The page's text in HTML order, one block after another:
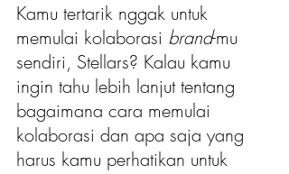
Kamu tertarik nggak untuk
memulai kolaborasi brand-mu
sendiri, Stellars? Kalau kamu
ingin tahu lebih lanjut tentang
bagaimana cara memulai
kolaborasi dan apa saja yang
harus kamu perhatikan untuk